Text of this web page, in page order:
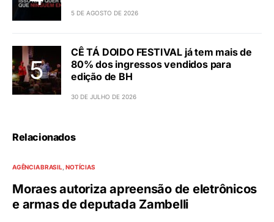
5 DE AGOSTO DE 2026
CÊ TÁ DOIDO FESTIVAL já tem mais de
80% dos ingressos vendidos para
edição de BH
30 DE JULHO DE 2026
Relacionados
AGÊNCIA BRASIL NOTÍCIAS
Moraes autoriza apreensão de eletrônicos
e armas de deputada Zambelli